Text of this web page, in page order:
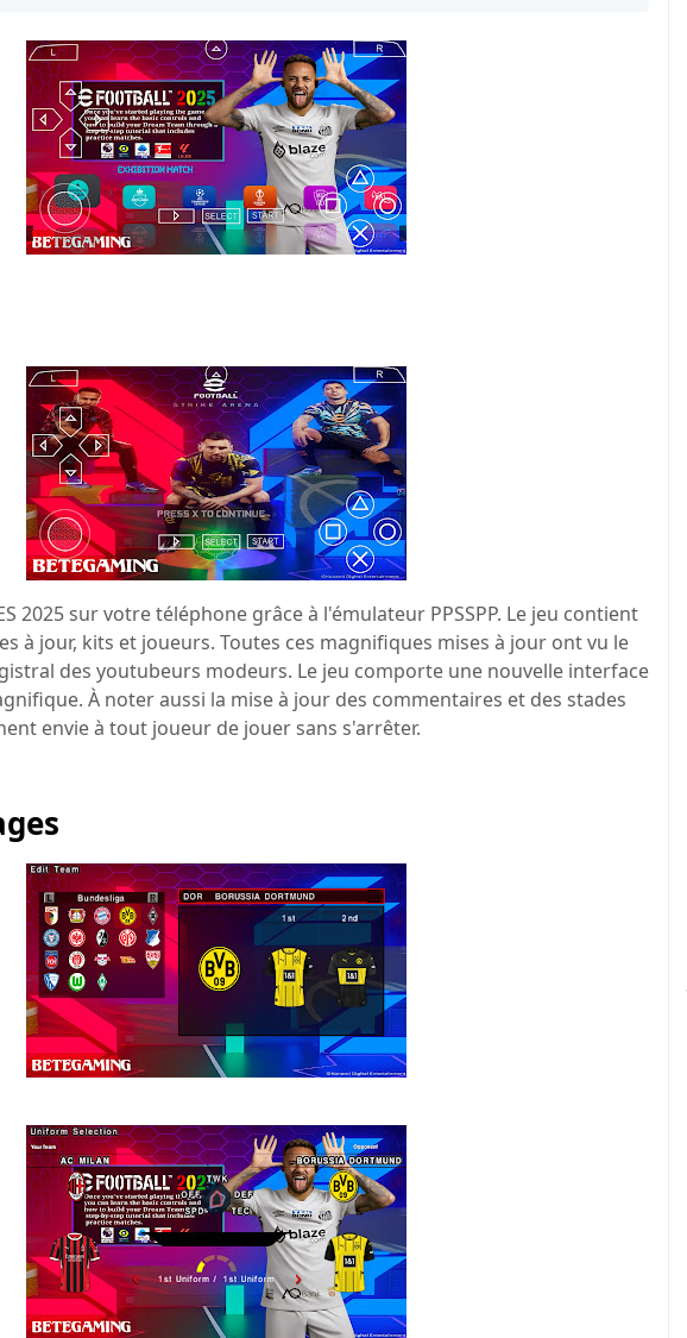
2025 sur votre téléphone grâce à l'émulateur PPSSPP. Le jeu contient
à jour, kits et joueurs. Toutes ces magnifiques mises à jour ont vu le
des youtubeurs modeurs. Le jeu comporte une nouvelle interface
À noter aussi la mise à jour des commentaires et des stades
envie à tout joueur de jouer sans s'arrêter.